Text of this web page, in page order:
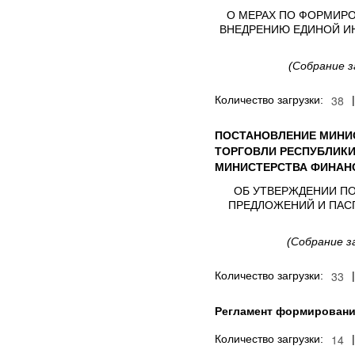
О МЕРАХ ПО
ВНЕДРЕНИЮ ЕДИНОЙ
(Собрание
Количество загрузки:
ПОСТАНОВЛЕНИЕ
ТОРГОВЛИ
МИНИСТЕРСТВА
ОБ УТВЕРЖДЕНИИ
ПРЕДЛОЖЕНИЙ И
(Собрание
Количество загрузки:
Регламент
Количество загрузки: